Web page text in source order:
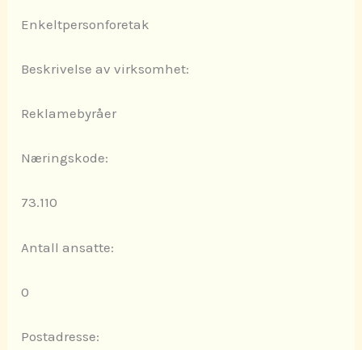
Enkeltpersonforetak
Beskrivelse av virksomhet:
Reklamebyråer
Næringskode:
73.110
Antall ansatte:
0
Postadresse: